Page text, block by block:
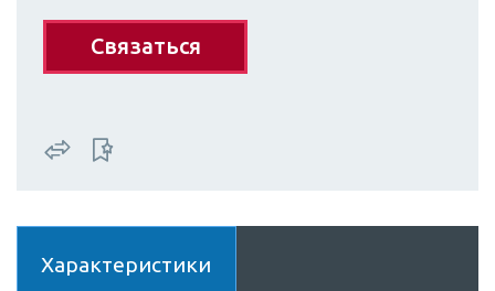
Связаться
Характеристики